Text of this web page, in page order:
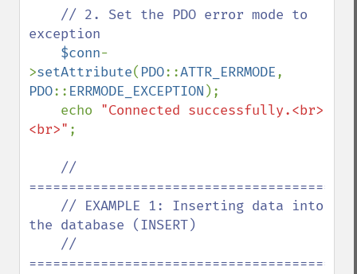
// 2. Set the PDO error mode to
exception
$conn-
>setAttribute( PDO::ATTR_ERRMODE
PDO:: ERRMODE_EXCEPTION );
    echo
"Connected successfully.<br>
<br>" ;
//
the database (INSERT)